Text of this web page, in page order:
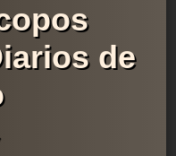
de